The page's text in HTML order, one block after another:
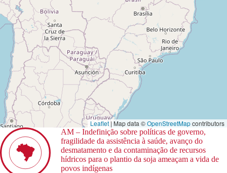
Leaflet | Map data ©OpenStreetMapcontributors
AM – Indefinição sobre políticas de governo,
fragilidade da assistência à saúde, avanço do
desmatamento e da contaminação de recursos
hídricos para o plantio da soja ameaçam a vida de
povos indígenas